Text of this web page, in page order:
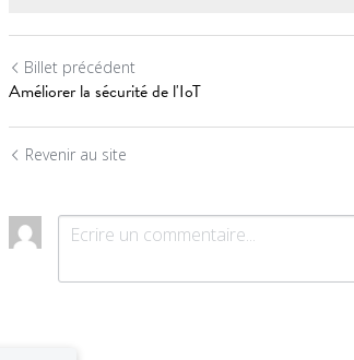
Billet précédent
Améliorer la sécurité de l'IoT
Revenir au site